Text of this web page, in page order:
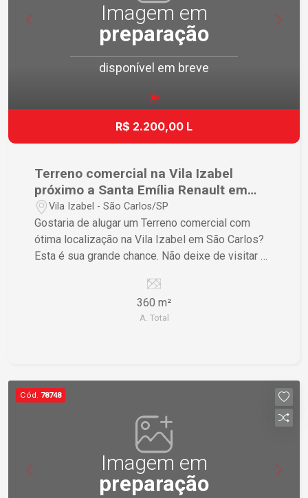
Imagem em
preparação
disponível em breve
R$ 2.200,00 L
Terreno comercial na Vila Izabel
próximo a Santa Emília Renault em
São Carlos
Vila Izabel - São Carlos/SP
Gostaria de alugar um Terreno comercial com
ótima localização na Vila Izabel em São Carlos?
Esta é sua grande chance. Não deixe de visitar e
360 m²
A. Total
Cód. 78748
Imagem em
preparação